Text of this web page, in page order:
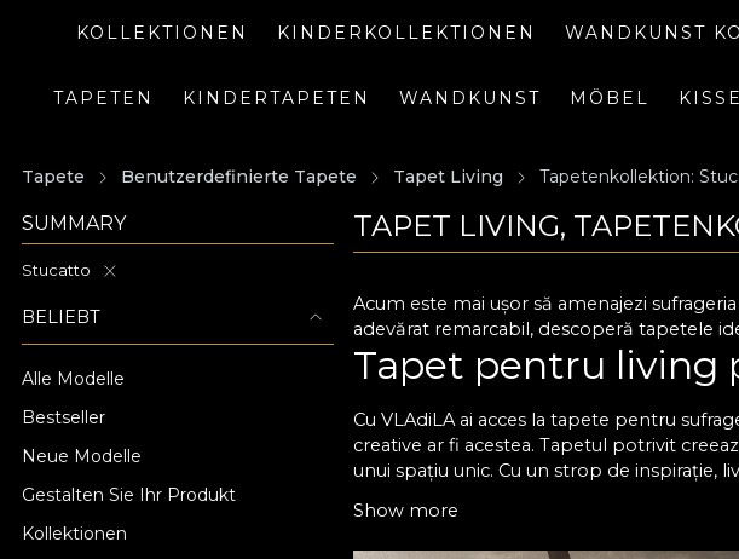
KOLLEKTIONEN KINDERKOLLEKTIONEN WANDKUNST
TAPETEN KINDERTAPETEN WANDKUNST MÖBEL
Tapete Benutzerdefinierte Tapete Tapet Living Tapetenkollektion:
SUMMARY
Stucatto
BELIEBT
Alle Modelle
Bestseller
Neue Modelle
Gestalten Sie Ihr Produkt
Kollektionen
TAPET LIVING,
Acum este mai ușor să amenajezi
adevărat remarcabil, descoperă tapetele
Tapet pentru living
Cu VLAdiLA ai acces la tapete pentru
creative ar fi acestea. Tapetul potrivit
unui spațiu unic. Cu un strop de inspirație,
care să se potrivească impecabil cu
îmbina armonios, fără compromisuri.
Show more